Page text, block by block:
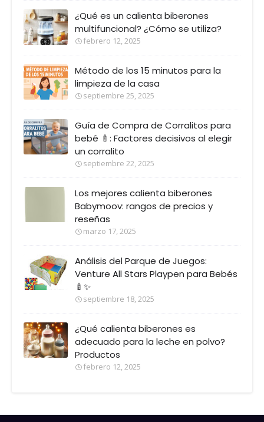
¿Qué es un calienta biberones
multifuncional? ¿Cómo se utiliza?
febrero 12, 2025
Método de los 15 minutos para la
limpieza de la casa
septiembre 25, 2025
Guía de Compra de Corralitos para
bebé 🍼: Factores decisivos al elegir
un corralito
septiembre 22, 2025
Los mejores calienta biberones
Babymoov: rangos de precios y
reseñas
marzo 17, 2025
Análisis del Parque de Juegos:
Venture All Stars Playpen para Bebés
🍼✨
septiembre 18, 2025
¿Qué calienta biberones es
adecuado para la leche en polvo?
Productos
febrero 12, 2025